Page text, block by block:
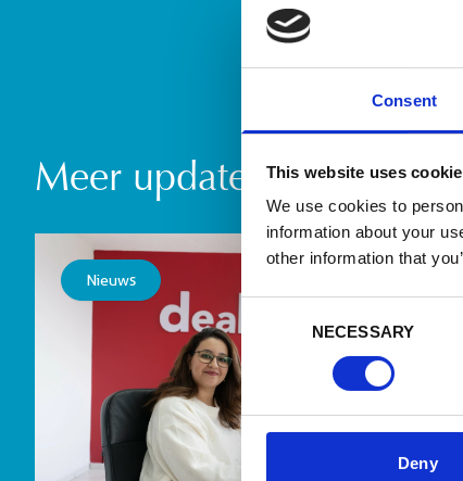
Consent
This website uses
We use cookies to
information about your
other information that
Selection
NECESSARY
Deny
Meer updates en
Nieuws